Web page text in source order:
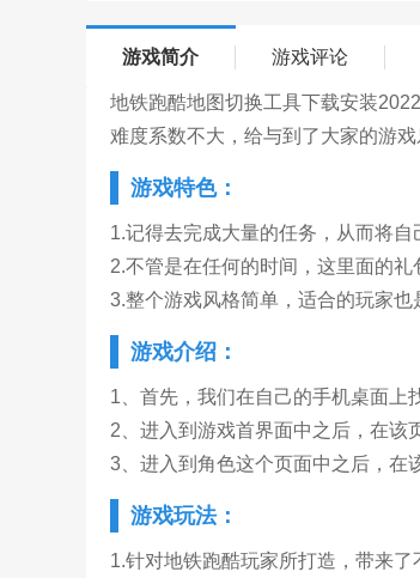
游戏简介 游戏评论
地铁跑酷地图切换工具下载安装
难度系数不大，给与到了大家的游
游戏特色：
1.记得去完成大量的任务，从而将自
2.不管是在任何的时间，这里面的礼
3.整个游戏风格简单，适合的玩家也
游戏介绍：
1、首先，我们在自己的手机桌面上
2、进入到游戏首界面中之后，在该
3、进入到角色这个页面中之后，在
游戏玩法：
1.针对地铁跑酷玩家所打造，带来了